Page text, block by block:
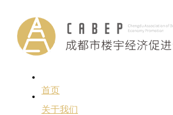
首页
关于我们